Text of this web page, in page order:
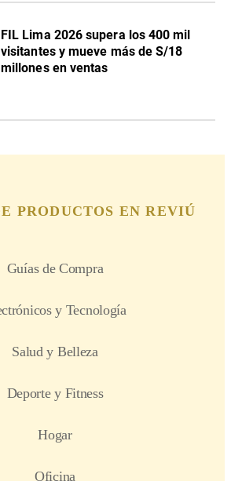
FIL Lima 2026 supera los 400 mil
visitantes y mueve más de S/18
millones en ventas